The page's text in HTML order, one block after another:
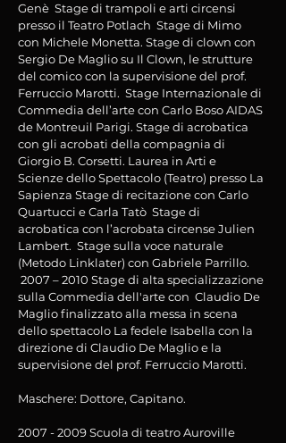
Genè Stage di trampoli e arti circensi
presso il Teatro Potlach Stage di Mimo
con Michele Monetta. Stage di clown con
Sergio De Maglio su Il Clown, le strutture
del comico con la supervisione del prof.
Ferruccio Marotti. Stage Internazionale di
Commedia dell’arte con Carlo Boso AIDAS
de Montreuil Parigi. Stage di acrobatica
con gli acrobati della compagnia di
Giorgio B. Corsetti. Laurea in Arti e
Scienze dello Spettacolo (Teatro) presso La
Sapienza Stage di recitazione con Carlo
Quartucci e Carla Tatò Stage di
acrobatica con l’acrobata circense Julien
Lambert. Stage sulla voce naturale
(Metodo Linklater) con Gabriele Parrillo.
2007 – 2010 Stage di alta specializzazione
sulla Commedia dell'arte con Claudio De
Maglio finalizzato alla messa in scena
dello spettacolo La fedele Isabella con la
direzione di Claudio De Maglio e la
supervisione del prof. Ferruccio Marotti.
Maschere: Dottore, Capitano.
2007 - 2009Scuola di teatro Auroville